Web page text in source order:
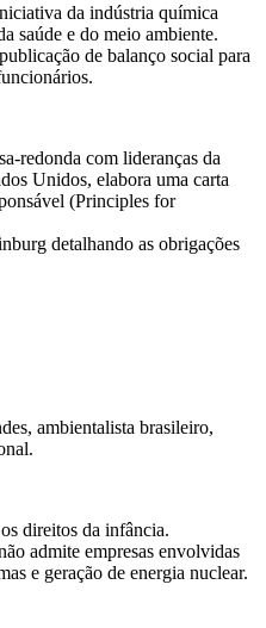
da indústria química
saúde e do meio ambiente.
de balanço social para
redonda com lideranças da
Unidos, elabora uma carta
(Principles for
detalhando as obrigações
ambientalista brasileiro,
direitos da infância.
admite empresas envolvidas
e geração de energia nuclear.